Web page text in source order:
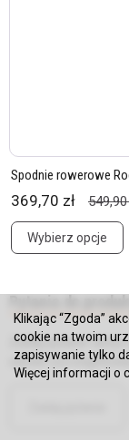
Spodnie rowerowe
369,70 zł 549,90
Wybierz opcje
Zadaj pytanie
udzieli
Klikając “Zgoda”
cookie na twoim
zapisywanie tylko
Więcej informacji o